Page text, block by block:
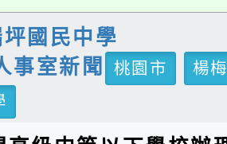
坪國民中學
事室新聞
桃園市
楊